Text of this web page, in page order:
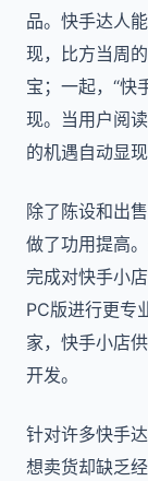
品。快手达人
现，比方当周
宝；一起，“快
现。当用户阅
的机遇自动显现
除了陈设和出
做了功用提高
完成对快手小
PC版进行更专
家，快手小店
开发。
针对许多快手
想卖货却缺乏